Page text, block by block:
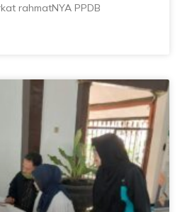
rahmatNYA PPDB